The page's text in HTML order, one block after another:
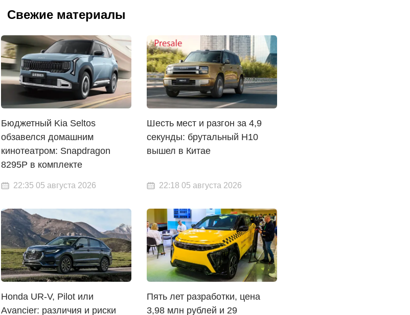
Свежие материалы
Бюджетный Kia Seltos
обзавелся домашним
кинотеатром: Snapdragon
8295P в комплекте
22:35 05 августа 2026
Шесть мест и разгон за 4,9
секунды: брутальный H10
вышел в Китае
22:18 05 августа 2026
Honda UR-V, Pilot или
Avancier: различия и риски
Пять лет разработки, цена
3,98 млн рублей и 29